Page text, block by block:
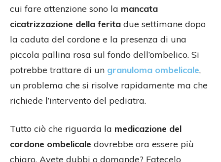
cui fare attenzione sono la mancata
cicatrizzazione della ferita due settimane dopo
la caduta del cordone e la presenza di una
piccola pallina rosa sul fondo dell’ombelico. Si
potrebbe trattare di un granuloma ombelicale,
un problema che si risolve rapidamente ma che
richiede l’intervento del pediatra.
Tutto ciò che riguarda la medicazione del
cordone ombelicale dovrebbe ora essere più
chiaro. Avete dubbi o domande? Fatecelo